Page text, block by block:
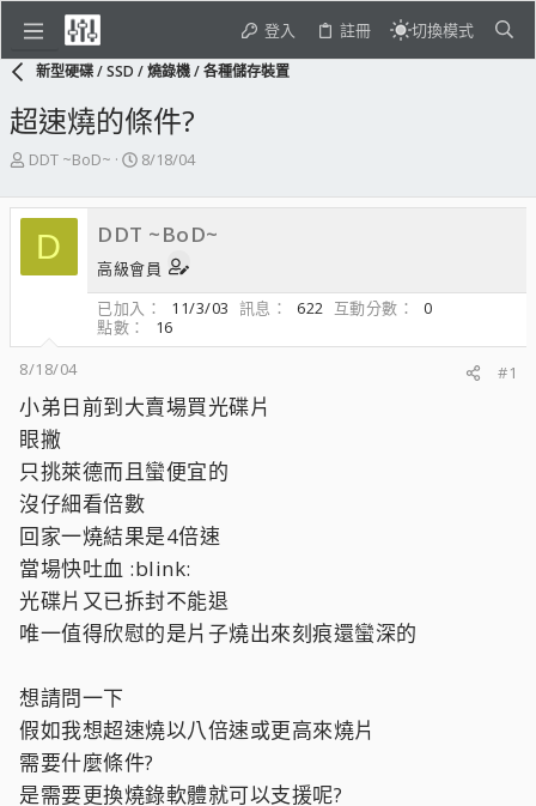
登入 註冊 切換模式
新型硬碟 / SSD / 燒錄機 / 各種儲存裝置
超速燒的條件?
主
發
起
人
DDT ~BoD~
開
日
期
8/18/04
D DDT ~BoD~
高級會員
已加入
11/3/03 訊息 622 互動分數
0
點數
16
8/18/04
#1
小弟日前到大賣場買光碟片
眼撇
只挑萊德而且蠻便宜的
沒仔細看倍數
回家一燒結果是4倍速
當場快吐血 :blink:
光碟片又已拆封不能退
唯一值得欣慰的是片子燒出來刻痕還蠻深的
想請問一下
假如我想超速燒以八倍速或更高來燒片
需要什麼條件?
是需要更換燒錄軟體就可以支援呢?